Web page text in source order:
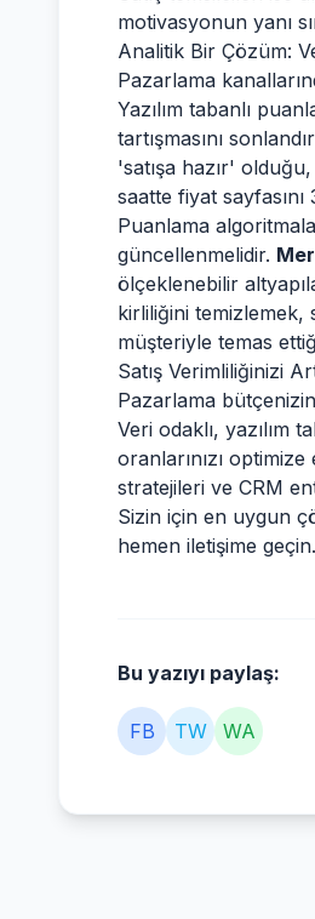
motivasyonun yanı
Analitik Bir Çözüm:
Pazarlama
Yazılım tabanlı
tartışmasını
'satışa hazır'
saatte fiyat
Puanlama
güncellenmelidir.
ölçeklenebilir
kirliliğini temizlemek,
müşteriyle temas
Satış Verimliliğinizi
Pazarlama
Veri odaklı, yazılım
oranlarınızı
stratejileri ve CRM
Sizin için en uygun
hemen iletişime geçin.
Bu yazıyı paylaş:
FB TW WA